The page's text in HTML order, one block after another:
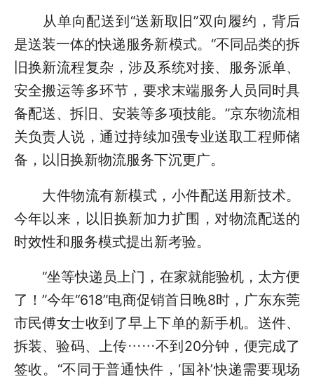
从单向配送到“送新取旧”双向履约，背后
是送装一体的快递服务新模式。“不同品类的拆
旧换新流程复杂，涉及系统对接、服务派单、
安全搬运等多环节，要求末端服务人员同时具
备配送、拆旧、安装等多项技能。”京东物流相
关负责人说，通过持续加强专业送取工程师储
备，以旧换新物流服务下沉更广。
大件物流有新模式，小件配送用新技术。
今年以来，以旧换新加力扩围，对物流配送的
时效性和服务模式提出新考验。
“坐等快递员上门，在家就能验机，太方便
了！”今年“618”电商促销首日晚8时，广东东莞
市民傅女士收到了早上下单的新手机。送件、
拆装、验码、上传……不到20分钟，便完成了
签收。“不同于普通快件，‘国补’快递需要现场